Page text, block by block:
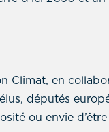
Climat, en
députés
ou envie